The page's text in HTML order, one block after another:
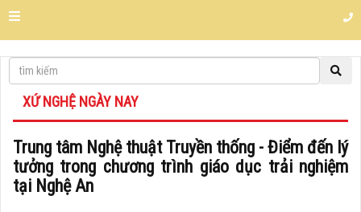
XỨ NGHỆ NGÀY NAY
Trung tâm Nghệ thuật Truyền thống - Điểm đến lý
tưởng trong chương trình giáo dục trải nghiệm
tại Nghệ An